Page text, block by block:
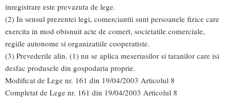
inregistrare este prevazuta de lege.
(2) In sensul prezentei legi, comerciantii sunt persoanele fizice care
exercita in mod obisnuit acte de comert, societatile comerciale,
regiile autonome si organizatiile cooperatiste.
(3) Prevederile alin. (1) nu se aplica meseriasilor si taranilor care isi
desfac produsele din gospodaria proprie.
Modificat de Lege nr. 161 din 19/04/2003 Articolul 8
Completat de Lege nr. 161 din 19/04/2003 Articolul 8